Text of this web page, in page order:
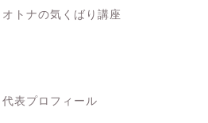
オトナの気くばり講座
代表プロフィール